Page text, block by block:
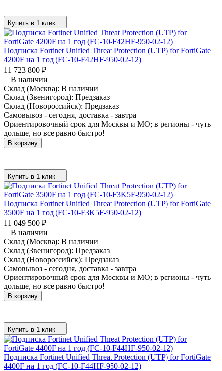
Купить в 1 клик
Подписка Fortinet Unified Threat Protection (UTP) for FortiGate
4200F на 1 год (FC-10-F42HF-950-02-12)
11 723 800 ₽
В наличии
Склад (Москва): В наличии
Склад (Звенигород): Предзаказ
Склад (Новороссийск): Предзаказ
Самовывоз - сегодня, доставка - завтра
Ориентировочный срок для Москвы и МО; в регионы - чуть
дольше, но все равно быстро!
В корзину
Купить в 1 клик
Подписка Fortinet Unified Threat Protection (UTP) for FortiGate
3500F на 1 год (FC-10-F3K5F-950-02-12)
11 049 500 ₽
В наличии
Склад (Москва): В наличии
Склад (Звенигород): Предзаказ
Склад (Новороссийск): Предзаказ
Самовывоз - сегодня, доставка - завтра
Ориентировочный срок для Москвы и МО; в регионы - чуть
дольше, но все равно быстро!
В корзину
Купить в 1 клик
Подписка Fortinet Unified Threat Protection (UTP) for FortiGate
4400F на 1 год (FC-10-F44HF-950-02-12)